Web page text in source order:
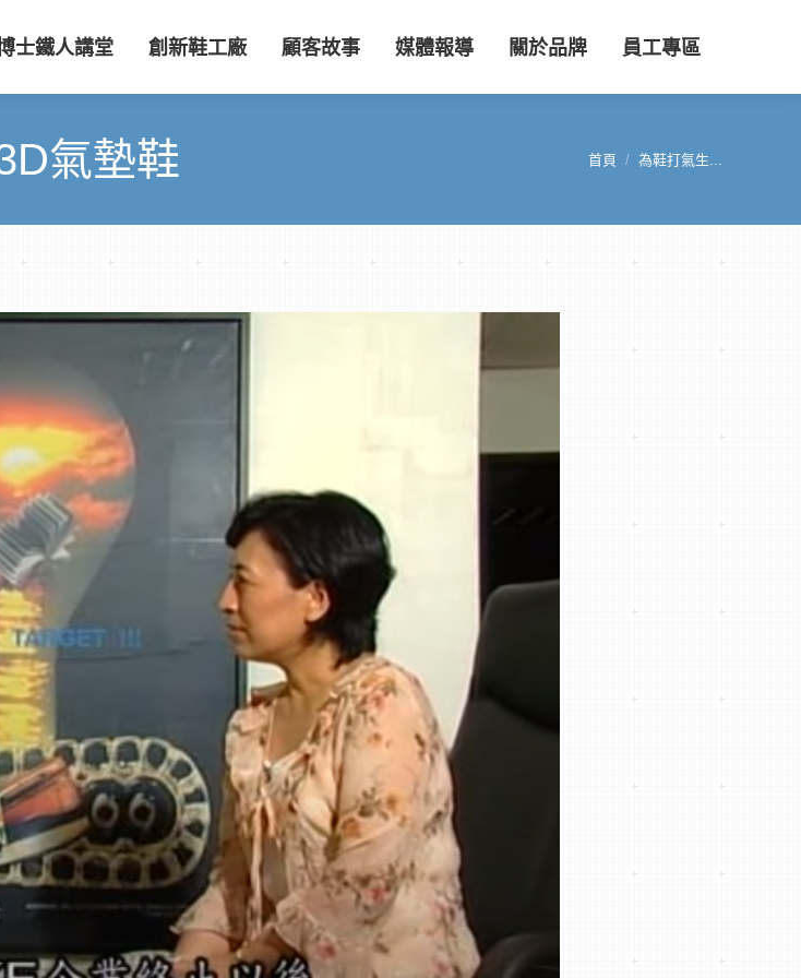
士鐵人講堂 創新鞋工廠 顧客故事 媒體報導 關於品牌 員工專區
氣墊鞋 您在這裡：
首頁 為鞋打氣生...